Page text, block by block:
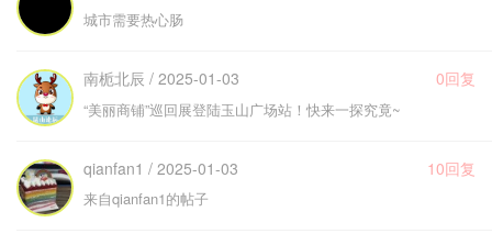
城市需要热心肠
南栀北辰 / 2025-01-03 0回复
“美丽商铺”巡回展登陆玉山广场站！快来一探究竟~
qianfan1 / 2025-01-03 10回复
来自qianfan1的帖子